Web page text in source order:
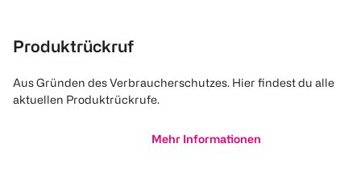
Produktrückruf
Aus Gründen des Verbraucherschutzes. Hier findest du alle
aktuellen Produktrückrufe.
Mehr Informationen